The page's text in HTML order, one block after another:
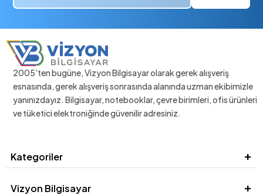
2005'ten bugüne, Vizyon Bilgisayar olarak gerek alışveriş
esnasında, gerek alışveriş sonrasında alanında uzman ekibimizle
yanınızdayız. Bilgisayar, notebooklar, çevre birimleri, ofis ürünleri
ve tüketici elektroniğinde güvenilir adresiniz.
Kategoriler
Vizyon Bilgisayar